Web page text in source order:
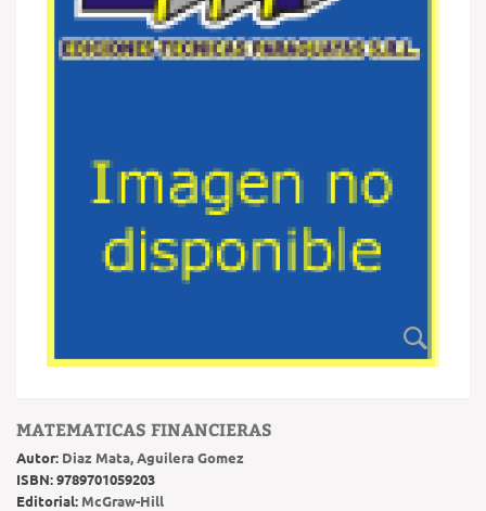
MATEMATICAS FINANCIERAS
Autor: Diaz Mata, Aguilera Gomez
ISBN:9789701059203
Editorial: McGraw-Hill